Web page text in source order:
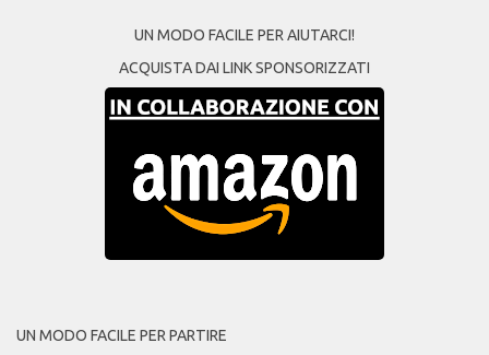
UN MODO FACILE PER AIUTARCI!
ACQUISTA DAI LINK SPONSORIZZATI
UN MODO FACILE PER PARTIRE